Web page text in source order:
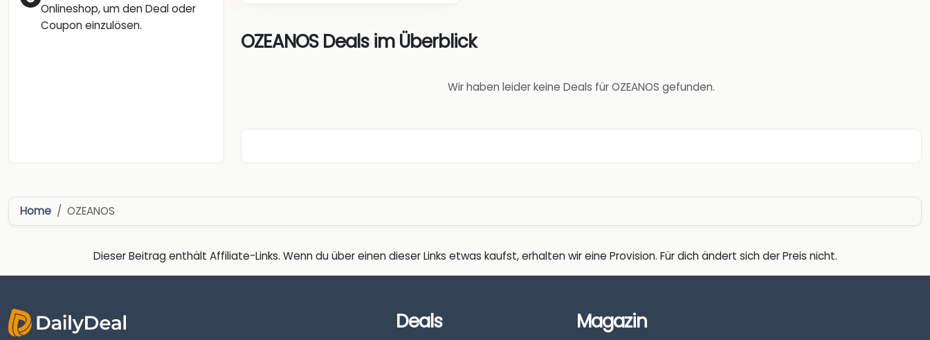
Onlineshop, um den Deal oder
Coupon einzulösen.
OZEANOS Deals im Überblick
Wir haben leider keine Deals für OZEANOS gefunden.
Home OZEANOS
Dieser Beitrag enthält Affiliate-Links. Wenn du über einen dieser Links etwas kaufst, erhalten wir eine Provision. Für dich ändert sich der Preis nicht.
Deals Magazin